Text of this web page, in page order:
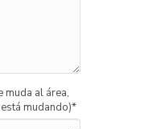
muda al área,
mudando)*